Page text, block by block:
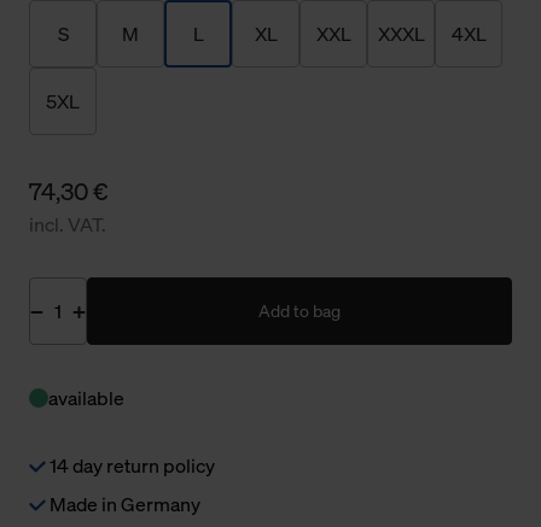
S M L XL XXL XXXL 4XL
5XL
74,30 €
incl. VAT.
Add to bag
available
14 day return policy
Made in Germany